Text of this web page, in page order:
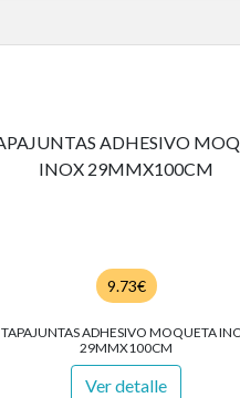
9.73€
TAPAJUNTAS ADHESIVO MOQUETA
29MMX100CM
Ver detalle